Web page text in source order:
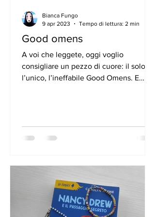
Good omens
A voi che leggete, oggi voglio
consigliare un pezzo di cuore: il solo,
l’unico, l’ineffabile Good Omens. E
Bianca Fungo
9 apr 2023
Tempo di lettura: 2 min